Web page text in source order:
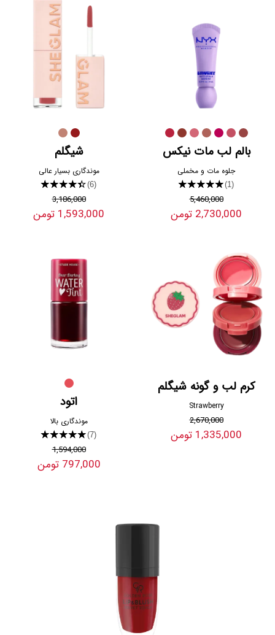
بالم لب مات نیکس
جلوه مات و مخملی
★★★★★(1)
5,460,000
2,730,000 تومن
شیگلم
موندگاری بسیار عالی
★★★★★(6)
3,186,000
1,593,000 تومن
کرم لب و گونه شیگلم
Strawberry
2,670,000
1,335,000 تومن
اتود
موندگاری بالا
★★★★★(7)
1,594,000
797,000 تومن